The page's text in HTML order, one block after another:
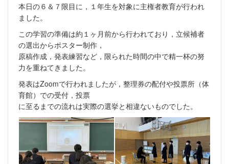
本日の６＆７限目に，１年生を対象に主権者教育が行われ
ました。
この学習の準備は約１ヶ月前から行われており，立候補者
の選出からポスター制作，
原稿作成，発表練習など，限られた時間の中で精一杯の努
力を重ねてきました。
発表はZoomで行われましたが，整理券の配付や投票所（体
育館）での受付，投票
に至るまでの流れは実際の選挙と相違ないものでした。